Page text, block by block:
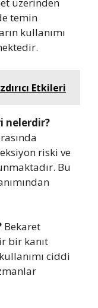
üzerinden
temin
kullanımı
Etkileri
nelerdir?
riski ve
Bu
Bekaret
bir kanıt
ciddi